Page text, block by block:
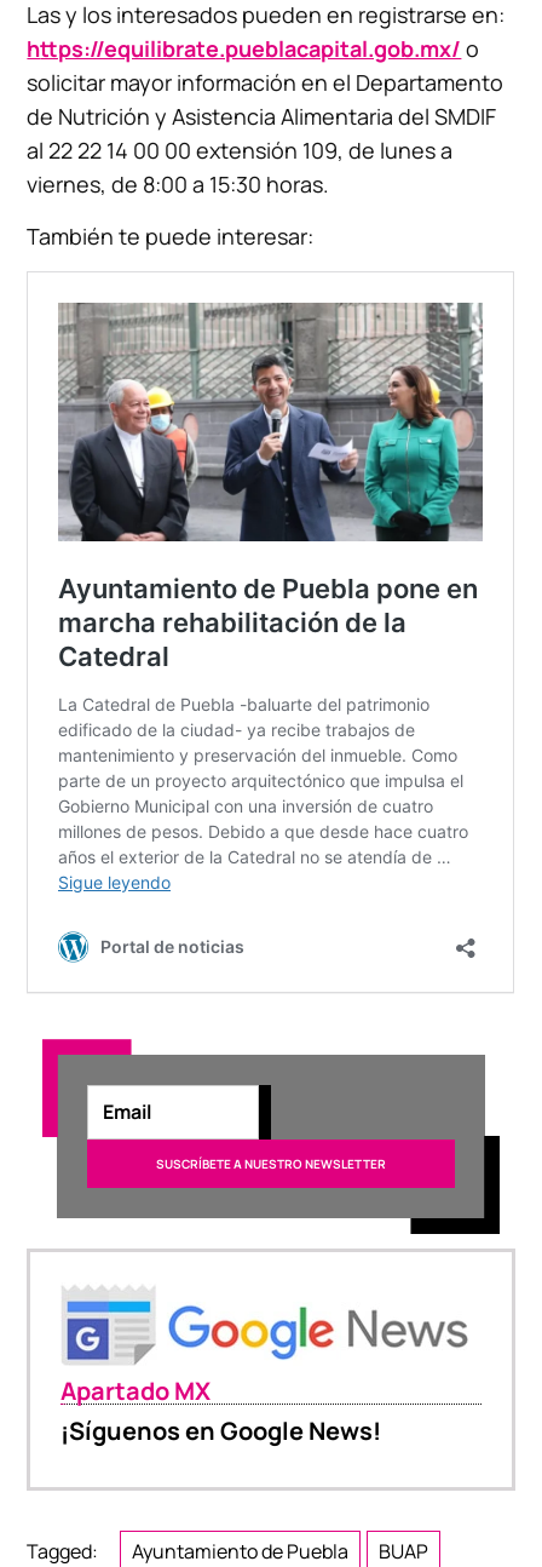
Las y los interesados pueden en registrarse en:
https://equilibrate.pueblacapital.gob.mx/ o
solicitar mayor información en el Departamento
de Nutrición y Asistencia Alimentaria del SMDIF
al 22 22 14 00 00 extensión 109, de lunes a
viernes, de 8:00 a 15:30 horas.
También te puede interesar:
Apartado MX
¡Síguenos en Google News!
Tagged: Ayuntamiento de Puebla
BUAP